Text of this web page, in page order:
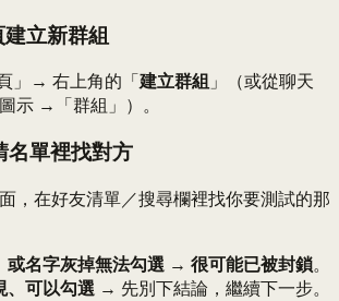
立新群組
」→ 右上角的「建立群組」（或從聊天
示 →「群組」）。
單裡找對方
，在好友清單／搜尋欄裡找你要測試的那
或名字灰掉無法勾選 → 很可能已被封鎖。
、可以勾選 → 先別下結論，繼續下一步。